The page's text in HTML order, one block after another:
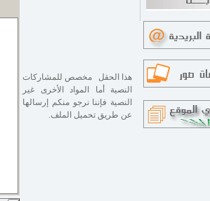
هذا الحقل مخصص للمشاركات
النصية أما المواد الأخرى غير
النصية فإننا نرجو منكم إرسالها
عن طريق تحميل الملف.